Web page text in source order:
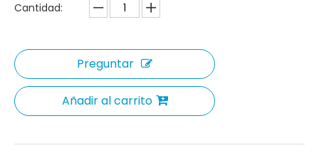
Cantidad:
Preguntar
Añadir al carrito